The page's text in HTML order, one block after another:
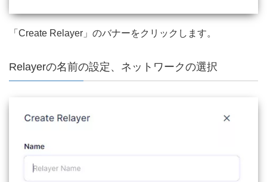
「Create Relayer」のバナーをクリックします。
Relayerの名前の設定、ネットワークの選択